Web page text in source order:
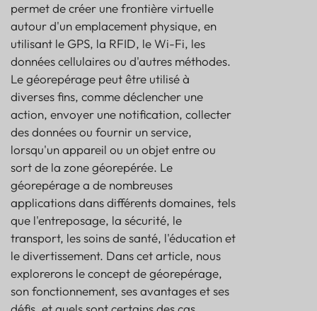
CAPTEUR
Comment fonctionne le géorepérage ?
Quels sont les avantages et les défis du
permet de créer une frontière virtuelle
autour d'un emplacement physique, en
utilisant le GPS, la RFID, le Wi-Fi, les
données cellulaires ou d'autres méthodes.
Le géorepérage peut être utilisé à
diverses fins, comme déclencher une
action, envoyer une notification, collecter
des données ou fournir un service,
lorsqu'un appareil ou un objet entre ou
sort de la zone géorepérée. Le
géorepérage a de nombreuses
applications dans différents domaines, tels
que l'entreposage, la sécurité, le
transport, les soins de santé, l'éducation et
le divertissement. Dans cet article, nous
explorerons le concept de géorepérage,
son fonctionnement, ses avantages et ses